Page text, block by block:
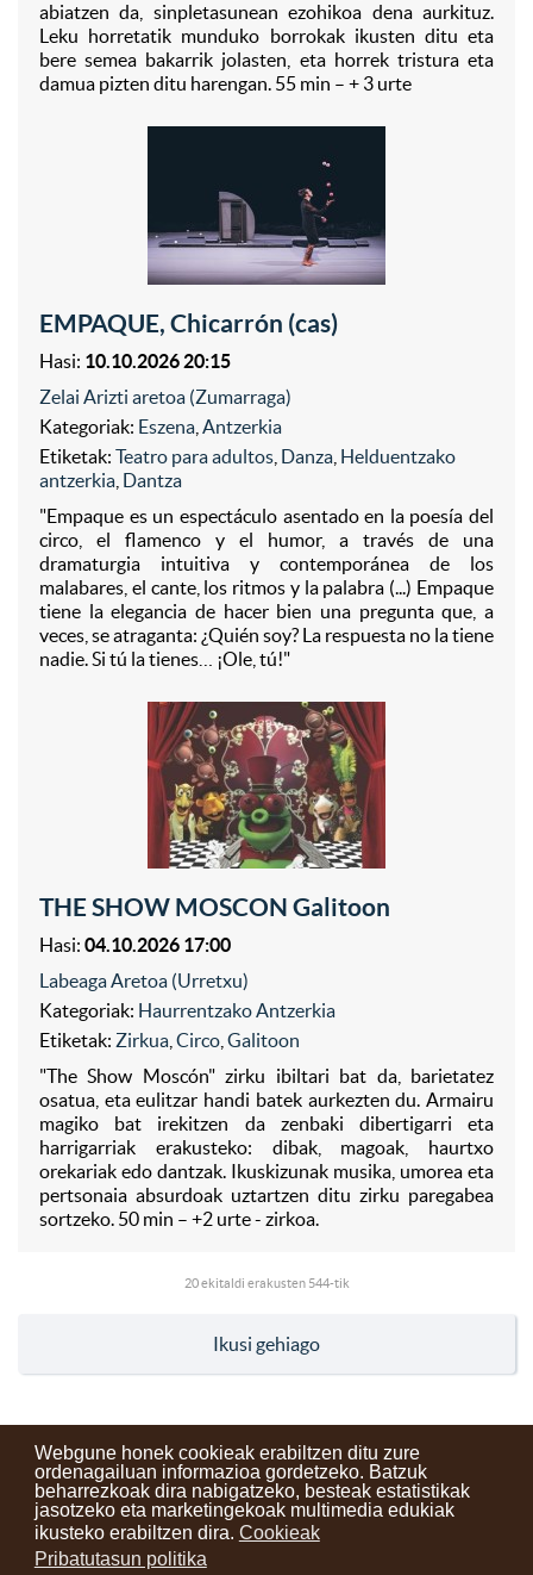
Webgune honek cookieak erabiltzen ditu zure
ordenagailuan informazioa gordetzeko. Batzuk
beharrezkoak dira nabigatzeko, besteak estatistikak
jasotzeko eta marketingekoak multimedia edukiak
ikusteko erabiltzen dira. Cookieak
Pribatutasun politika
abiatzen da, sinpletasunean ezohikoa dena aurkituz.
Leku horretatik munduko borrokak ikusten ditu eta
bere semea bakarrik jolasten, eta horrek tristura eta
damua pizten ditu harengan. 55 min – + 3 urte
EMPAQUE, Chicarrón (cas)
Hasi: 10.10.2026 20:15
Zelai Arizti aretoa (Zumarraga)
Kategoriak: Eszena Antzerkia
Etiketak: Teatro para adultos Danza Helduentzako
antzerkia Dantza
"Empaque es un espectáculo asentado en la poesía del
circo, el flamenco y el humor, a través de una
dramaturgia intuitiva y contemporánea de los
malabares, el cante, los ritmos y la palabra (...) Empaque
tiene la elegancia de hacer bien una pregunta que, a
veces, se atraganta: ¿Quién soy? La respuesta no la tiene
nadie. Si tú la tienes… ¡Ole, tú!"
THE SHOW MOSCON Galitoon
Hasi: 04.10.2026 17:00
Labeaga Aretoa (Urretxu)
Kategoriak: Haurrentzako Antzerkia
Etiketak: Zirkua Circo Galitoon
"The Show Moscón" zirku ibiltari bat da, barietatez
osatua, eta eulitzar handi batek aurkezten du. Armairu
magiko bat irekitzen da zenbaki dibertigarri eta
harrigarriak erakusteko: dibak, magoak, haurtxo
orekariak edo dantzak. Ikuskizunak musika, umorea eta
pertsonaia absurdoak uztartzen ditu zirku paregabea
sortzeko. 50 min – +2 urte - zirkoa.
20ekitaldi erakusten 544-tik
Ikusi gehiago
Kontaktuak Erabilera baldintzak Lege oharra
Berriak
Zure iritzia